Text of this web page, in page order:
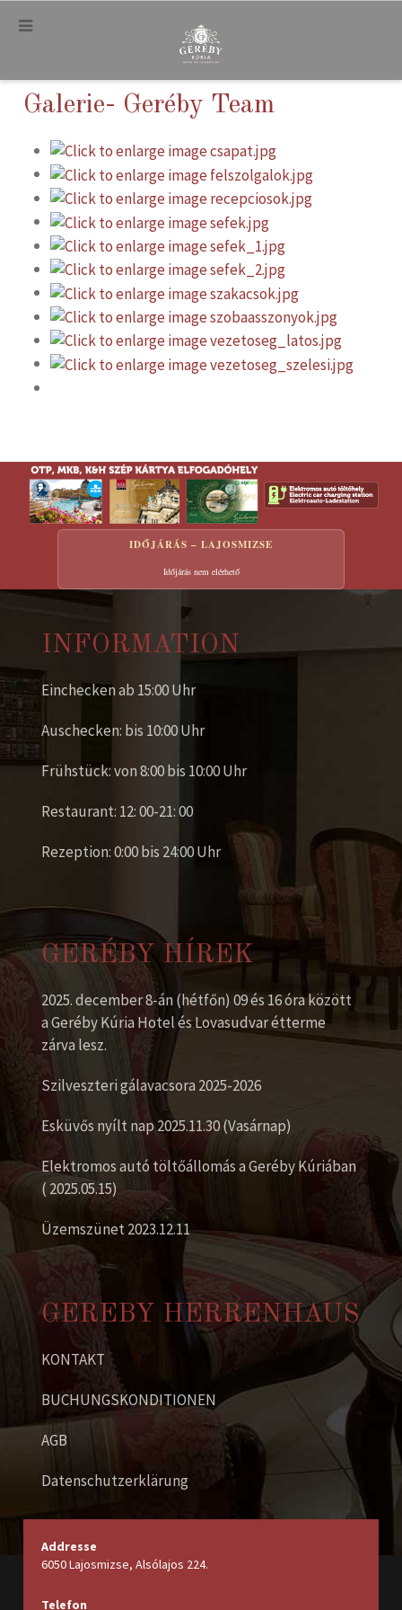
.
Galerie- Geréby Team
IDŐJÁRÁS – LAJOSMIZSE
Időjárás nem elérhető
INFORMATION
Einchecken ab 15:00 Uhr
Auschecken: bis 10:00 Uhr
Frühstück: von 8:00 bis 10:00 Uhr
Restaurant: 12: 00-21: 00
Rezeption: 0:00 bis 24:00 Uhr
GERÉBY HÍREK
2025. december 8-án (hétfőn) 09 és 16 óra között
a Geréby Kúria Hotel és Lovasudvar étterme
zárva lesz.
Szilveszteri gálavacsora 2025-2026
Esküvős nyílt nap 2025.11.30 (Vasárnap)
Elektromos autó töltőállomás a Geréby Kúriában
( 2025.05.15)
Üzemszünet 2023.12.11
GEREBY HERRENHAUS
KONTAKT
BUCHUNGSKONDITIONEN
AGB
Datenschutzerklärung
Addresse
6050 Lajosmizse, Alsólajos 224.
Telefon